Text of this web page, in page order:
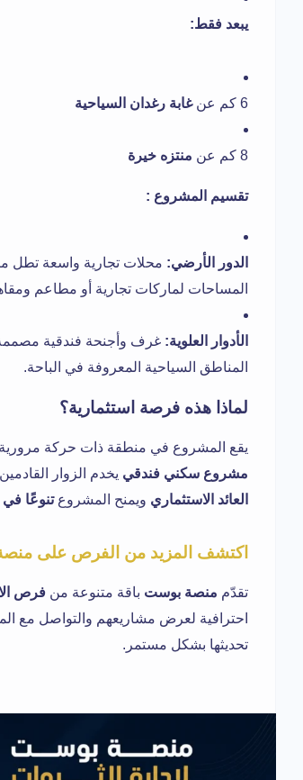
يبعد فقط:
6 كم عن غابة رغدان السياحية
8 كم عن منتزه خيرة
تقسيم المشروع :
الدور الأرضي: محلات تجارية واسعة تطل
المساحات لماركات تجارية أو مطاعم
الأدوار العلوية: غرف وأجنحة فندقية مصممة
المناطق السياحية المعروفة في الباحة.
لماذا هذه فرصة استثمارية؟
يقع المشروع في منطقة ذات حركة مرورية
مشروع سكني فندقي يخدم الزوار
العائد الاستثماري ويمنح المشروعتنوعًا
اكتشف المزيد من الفرص على
تقدّم منصة بوست باقة متنوعة من فرص
احترافية لعرض مشاريعهم والتواصل مع
تحديثها بشكل مستمر.